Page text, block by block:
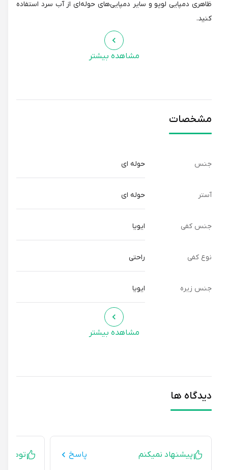
ظاهری دمپایی لوپو و سایر دمپایی‌های حوله‌ای از آب سرد استفاده
کنید.
مشاهده بیشتر
مشخصات
جنس حوله ای
آستر حوله ای
جنس کفی
نوع کفی راحتی
جنس زیره
مشاهده بیشتر
دیدگاه ها
پیشنهاد نمیکنم پاسخ توصیه ای